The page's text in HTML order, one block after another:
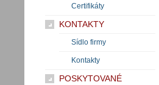
Certifikáty
KONTAKTY
Sídlo firmy
Kontakty
POSKYTOVANÉ